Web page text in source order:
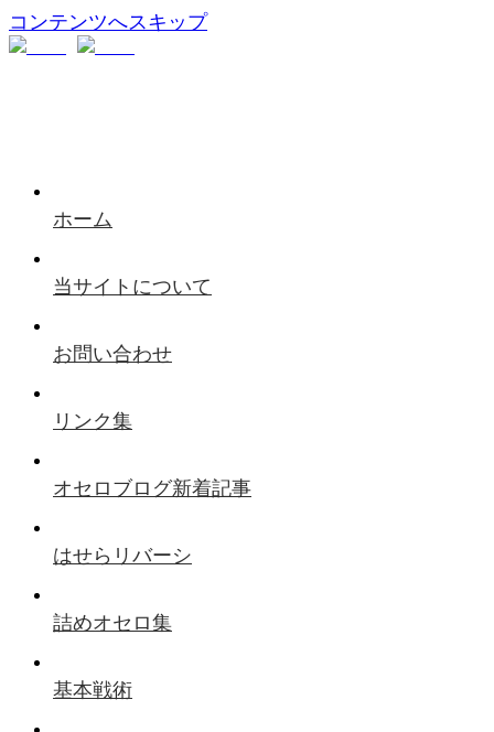
コンテンツへスキップ
ホーム
当サイトについて
お問い合わせ
リンク集
オセロブログ新着記事
はせらリバーシ
詰めオセロ集
基本戦術